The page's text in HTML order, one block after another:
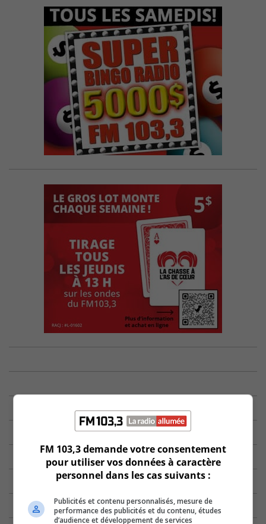
FM 103,3 demande votre consentement
pour utiliser vos données à caractère
personnel dans les cas suivants :
Publicités et contenu personnalisés, mesure de
performance des publicités et du contenu, études
d’audience et développement de services